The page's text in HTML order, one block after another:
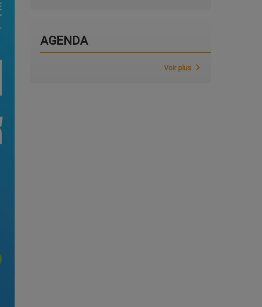
AGENDA
Voir plus